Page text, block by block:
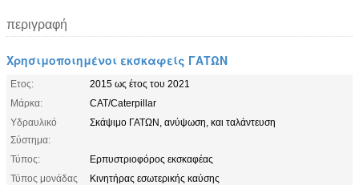
περιγραφή
Χρησιμοποιημένοι εκσκαφείς ΓΑΤΩΝ
Ετος:
2015 ως έτος του 2021
Μάρκα:
CAT/Caterpillar
Υδραυλικό
Σύστημα:
Σκάψιμο ΓΑΤΩΝ, ανύψωση, και ταλάντευση
Τύπος:
Ερπυστριοφόρος εκσκαφέας
Τύπος μονάδας
Κινητήρας εσωτερικής καύσης